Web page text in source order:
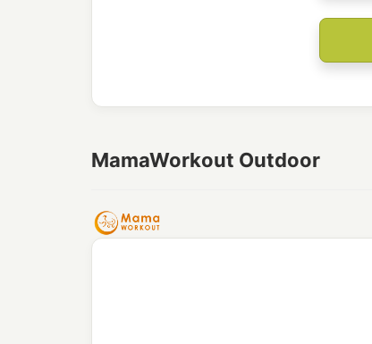
MamaWorkout Outdoor